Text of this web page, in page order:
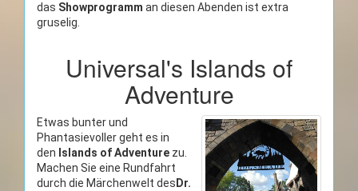
das Showprogramm an diesen Abenden ist extra
gruselig.
Universal's Islands of
Adventure
Etwas bunter und
Phantasievoller geht es in
den Islands of Adventure zu.
Machen Sie eine Rundfahrt
durch die Märchenwelt des Dr.